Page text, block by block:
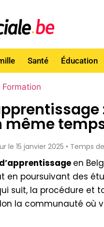
Santé Éducation
Formation
même
le 15 janvier 2025 • Temps
en
en poursuivant des
suit, la procédure et
la communauté où